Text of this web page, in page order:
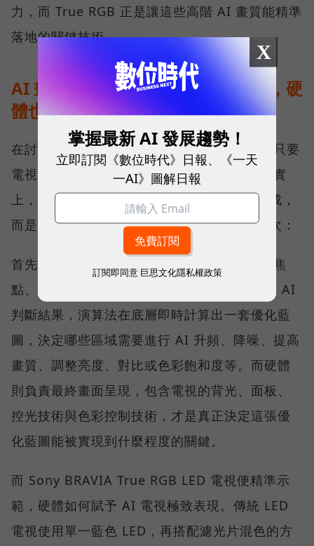
力，而 True RGB 正是讓這些高階 AI 畫質能精準
落地的關鍵技術。
AI 畫質優化的關鍵：不只靠演算法，硬
體也是決勝點
在討論 AI 電視時，大眾常有一種迷思，認為只要
電視內建強大的 AI 處理器和演算法就行，事實
上，AI 電視的畫質優化不是靠單一演算法完成，
而是包含「AI 判斷」與「硬體呈現」兩大層次：
首先由 AI 負責辨識畫面中的主體物件、人眼焦
點、光影分佈及動態物體的移動軌跡等。根據 AI
判斷結果，演算法在底層即時計算出一套優化藍
圖，決定哪些區域需要進行 AI 升頻、降噪、提高
畫質、調整亮度、對比或色彩飽和度等。而硬體
則負責最終畫面呈現，包含電視的背光、面板、
控光技術與色彩控制技術，才是真正決定這張優
化藍圖能被實現到什麼程度的關鍵。
而 Sony BRAVIA True RGB LED 電視便精準示
範，硬體如何賦予 AI 電視極致表現。傳統 LED
電視使用單一藍色 LED，再搭配濾光片混色的方
X
掌握最新 AI 發展趨勢！
立即訂閱《數位時代》日報、《一天
一AI》圖解日報
訂閱即同意 巨思文化隱私權政策